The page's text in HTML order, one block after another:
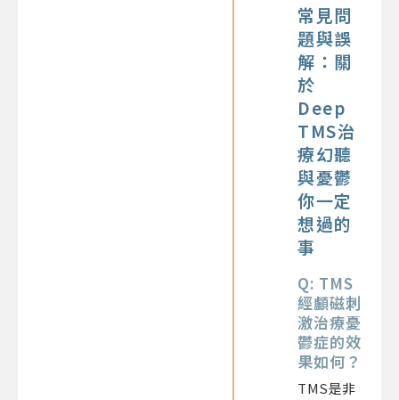
常見問
題與誤
解：關
於
Deep
TMS治
療幻聽
與憂鬱
你一定
想過的
事
Q: TMS
經顱磁刺
激治療憂
鬱症的效
果如何？
TMS是非